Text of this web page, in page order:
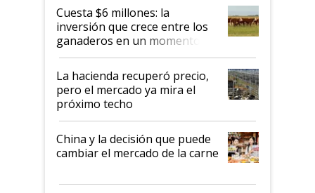
Cuesta $6 millones: la
inversión que crece entre los
ganaderos en un momento
histórico para la actividad
La hacienda recuperó precio,
pero el mercado ya mira el
próximo techo
China y la decisión que puede
cambiar el mercado de la carne